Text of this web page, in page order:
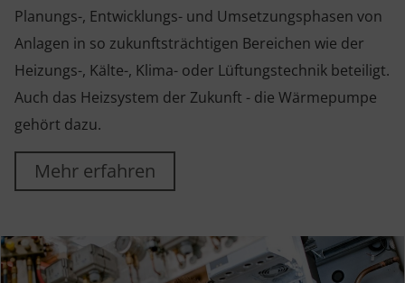
Planungs-, Entwicklungs- und Umsetzungsphasen von
Anlagen in so zukunftsträchtigen Bereichen wie der
Heizungs-, Kälte-, Klima- oder Lüftungstechnik beteiligt.
Auch das Heizsystem der Zukunft - die Wärmepumpe
gehört dazu.
Mehr erfahren